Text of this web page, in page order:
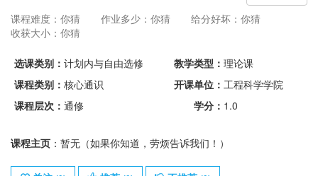
课程难度：你猜 作业多少：你猜
给分好坏：你猜
收获大小：你猜
选课类别： 计划内与自由选修 教学类型： 理论课
课程类别： 核心通识 开课单位： 工程科学学院
课程层次： 通修 学分： 1.0
课程主页 ：暂无（如果你知道，劳烦告诉我们！）